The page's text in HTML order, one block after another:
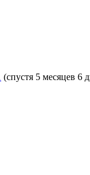
(спустя 5 месяцев 6